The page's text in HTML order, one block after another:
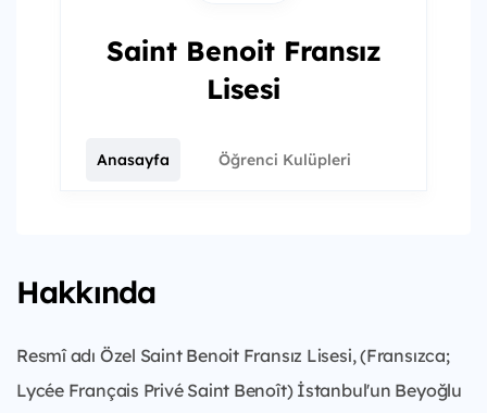
Saint Benoit Fransız
Lisesi
Anasayfa Öğrenci Kulüpleri
Hakkında
Resmî adı Özel Saint Benoit Fransız Lisesi, (Fransızca;
Lycée Français Privé Saint Benoît) İstanbul'un Beyoğlu